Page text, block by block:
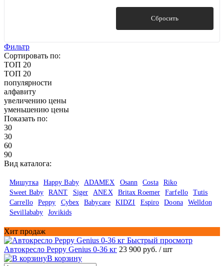
Сбросить
Фильтр
Сортировать по:
ТОП 20
ТОП 20
популярности
алфавиту
увеличению цены
уменьшению цены
Показать по:
30
30
60
90
Вид каталога:
Мишутка Happy Baby ADAMEX Osann Costa
Riko
Sweet Baby
RANT Siger ANEX Britax Roemer Farfello
Tutis
Carrello
Peppy Cybex Babycare KIDZI Espiro Doona
Welldon
Sevillababy
Jovikids
Хит продаж
Быстрый просмотр
Автокресло Peppy Genius 0-36 кг 23 900 руб. / шт
В корзину